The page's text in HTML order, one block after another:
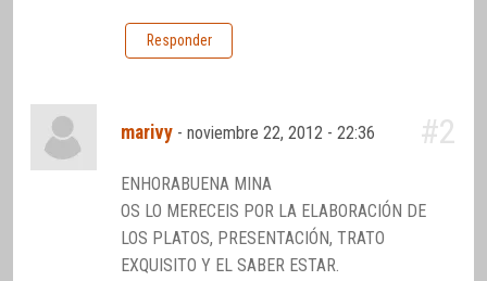
Responder
marivy -noviembre 22, 2012 - 22:36 #2
ENHORABUENA MINA
OS LO MERECEIS POR LA ELABORACIÓN DE
LOS PLATOS, PRESENTACIÓN, TRATO
EXQUISITO Y EL SABER ESTAR.